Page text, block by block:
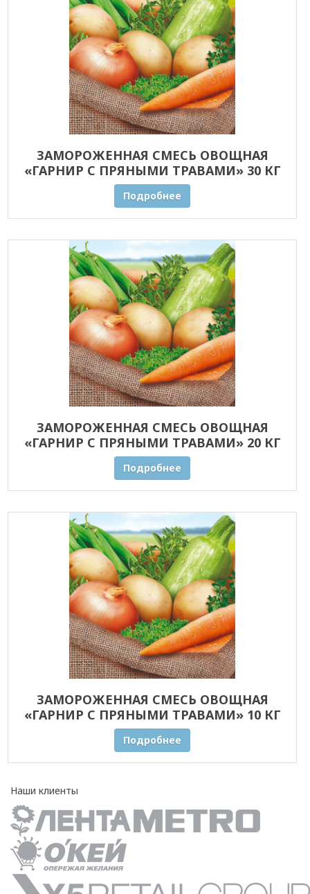
ЗАМОРОЖЕННАЯ СМЕСЬ ОВОЩНАЯ
«ГАРНИР С ПРЯНЫМИ ТРАВАМИ» 30 КГ
ОПТОМ
Подробнее
ЗАМОРОЖЕННАЯ СМЕСЬ ОВОЩНАЯ
«ГАРНИР С ПРЯНЫМИ ТРАВАМИ» 20 КГ
ОПТОМ
Подробнее
ЗАМОРОЖЕННАЯ СМЕСЬ ОВОЩНАЯ
«ГАРНИР С ПРЯНЫМИ ТРАВАМИ» 10 КГ
ОПТОМ
Подробнее
Наши клиенты